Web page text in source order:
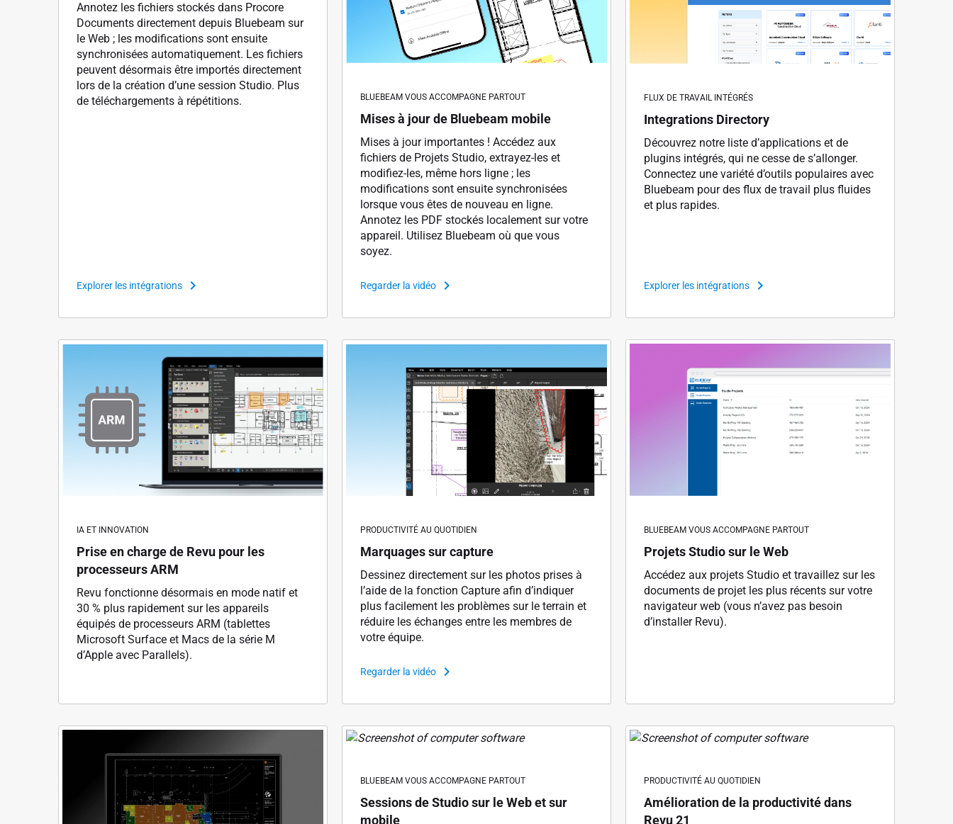
Annotez les fichiers stockés dans Procore
Documents directement depuis Bluebeam sur
le Web ; les modifications sont ensuite
synchronisées automatiquement. Les fichiers
peuvent désormais être importés directement
lors de la création d’une session Studio. Plus
de téléchargements à répétitions.
Explorer les intégrations
BLUEBEAM VOUS ACCOMPAGNE PARTOUT
Mises à jour de Bluebeam mobile
Mises à jour importantes ! Accédez aux
fichiers de Projets Studio, extrayez-les et
modifiez-les, même hors ligne ; les
modifications sont ensuite synchronisées
lorsque vous êtes de nouveau en ligne.
Annotez les PDF stockés localement sur votre
appareil. Utilisez Bluebeam où que vous
soyez.
Regarder la vidéo
FLUX DE TRAVAIL INTÉGRÉS
Integrations Directory
Découvrez notre liste d’applications et de
plugins intégrés, qui ne cesse de s’allonger.
Connectez une variété d’outils populaires avec
Bluebeam pour des flux de travail plus fluides
et plus rapides.
Explorer les intégrations
IA ET INNOVATION
Prise en charge de Revu pour les
processeurs ARM
Revu fonctionne désormais en mode natif et
30 % plus rapidement sur les appareils
équipés de processeurs ARM (tablettes
Microsoft Surface et Macs de la série M
d’Apple avec Parallels).
PRODUCTIVITÉ AU QUOTIDIEN
Marquages sur capture
Dessinez directement sur les photos prises à
l’aide de la fonction Capture afin d’indiquer
plus facilement les problèmes sur le terrain et
réduire les échanges entre les membres de
votre équipe.
Regarder la vidéo
BLUEBEAM VOUS ACCOMPAGNE PARTOUT
Projets Studio sur le Web
Accédez aux projets Studio et travaillez sur les
documents de projet les plus récents sur votre
navigateur web (vous n’avez pas besoin
d’installer Revu).
BLUEBEAM VOUS ACCOMPAGNE PARTOUT
Sessions de Studio sur le Web et sur
mobile
PRODUCTIVITÉ AU QUOTIDIEN
Amélioration de la productivité dans
Revu 21